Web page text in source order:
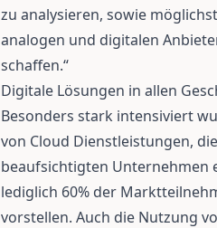
zu analysieren, sowie
analogen und digitalen
schaffen.“
Digitale Lösungen in allen
Besonders stark intensiviert
von Cloud Dienstleistungen,
beaufsichtigten Unternehmen
lediglich 60% der
vorstellen. Auch die Nutzung